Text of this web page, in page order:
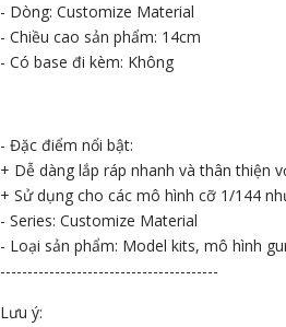
- Dòng: Customize Material
- Chiều cao sản phẩm: 14cm
- Có base đi kèm: Không
- Đặc điểm nổi bật:
+ Dễ dàng lắp ráp nhanh và thân thiện
+ Sử dụng cho các mô hình cỡ 1/144
- Series: Customize Material
- Loại sản phẩm: Model kits, mô hình
----------------------------------------
Lưu ý: